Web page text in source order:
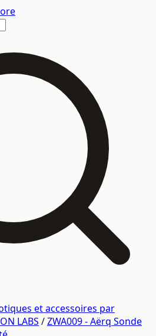
et accessoires par
LABS /ZWA009 - Aërq Sonde